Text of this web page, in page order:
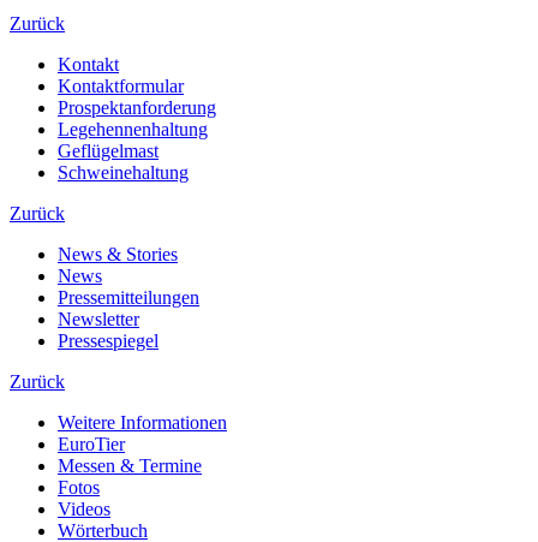
Zurück
Kontakt
Kontaktformular
Prospektanforderung
Legehennenhaltung
Geflügelmast
Schweinehaltung
Zurück
News & Stories
News
Pressemitteilungen
Newsletter
Pressespiegel
Zurück
Weitere Informationen
EuroTier
Messen & Termine
Fotos
Videos
Wörterbuch